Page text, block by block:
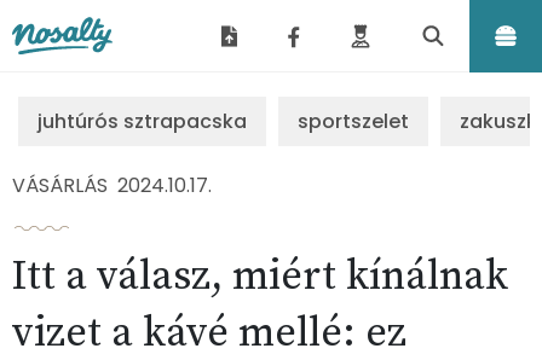
juhtúrós sztrapacska sportszelet
VÁSÁRLÁS 2024.10.17.
Itt a válasz, miért kínálnak
vizet a kávé mellé: ez